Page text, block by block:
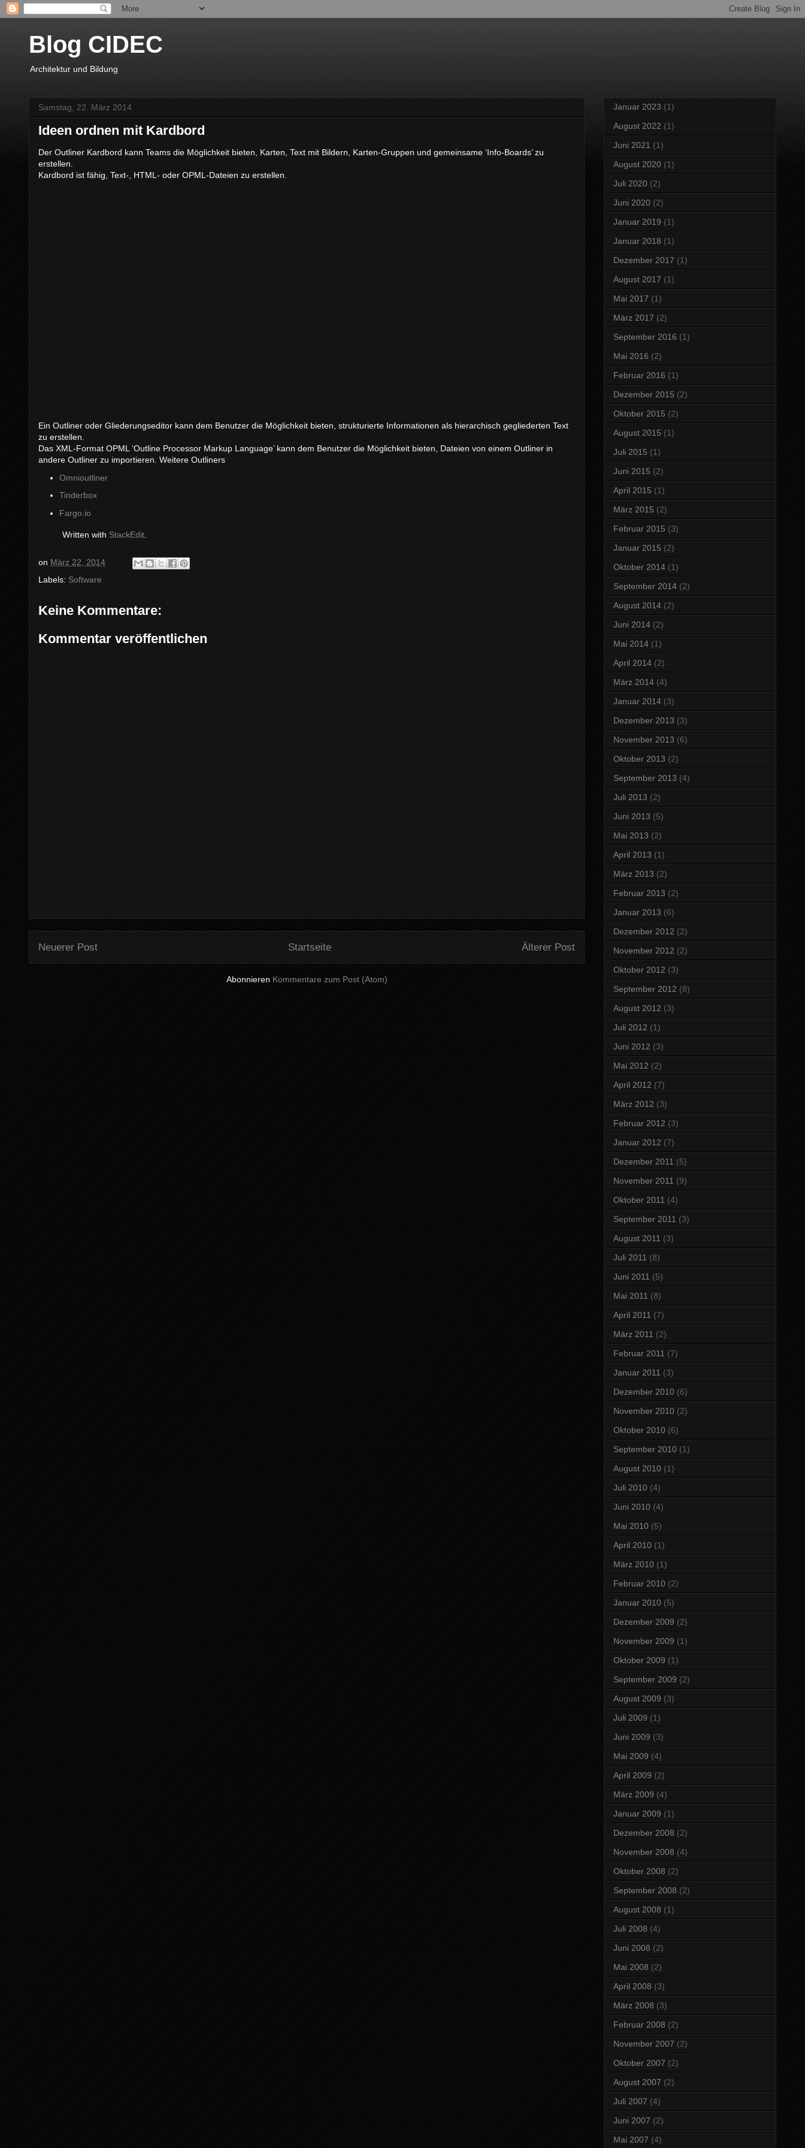
Blog CIDEC
Architektur und Bildung
Samstag, 22. März 2014
Ideen ordnen mit Kardbord
Der Outliner Kardbord kann Teams die Möglichkeit bieten, Karten, Text mit Bildern, Karten-Gruppen und gemeinsame ‘Info-Boards’ zu
erstellen.
Kardbord ist fähig, Text-, HTML- oder OPML-Dateien zu erstellen.
Ein Outliner oder Gliederungseditor kann dem Benutzer die Möglichkeit bieten, strukturierte Informationen als hierarchisch gegliederten Text
zu erstellen.
Das XML-Format OPML ‘Outline Processor Markup Language’ kann dem Benutzer die Möglichkeit bieten, Dateien von einem Outliner in
andere Outliner zu importieren. Weitere Outliners
Omnioutliner
Tinderbox
Fargo.io
Written with StackEdit
on März 22, 2014
Labels: Software
Keine Kommentare:
Kommentar veröffentlichen
Neuerer Post Älterer Post
Startseite
AbonnierenKommentare zum Post (Atom)
Januar 2023 (1)
August 2022 (1)
Juni 2021 (1)
August 2020 (1)
Juli 2020 (2)
Juni 2020 (2)
Januar 2019 (1)
Januar 2018 (1)
Dezember 2017 (1)
August 2017 (1)
Mai 2017 (1)
März 2017 (2)
September 2016 (1)
Mai 2016 (2)
Februar 2016 (1)
Dezember 2015 (2)
Oktober 2015 (2)
August 2015 (1)
Juli 2015 (1)
Juni 2015 (2)
April 2015 (1)
März 2015 (2)
Februar 2015 (3)
Januar 2015 (2)
Oktober 2014 (1)
September 2014 (2)
August 2014 (2)
Juni 2014 (2)
Mai 2014 (1)
April 2014 (2)
März 2014 (4)
Januar 2014 (3)
Dezember 2013 (3)
November 2013 (6)
Oktober 2013 (2)
September 2013 (4)
Juli 2013 (2)
Juni 2013 (5)
Mai 2013 (2)
April 2013 (1)
März 2013 (2)
Februar 2013 (2)
Januar 2013 (6)
Dezember 2012 (2)
November 2012 (2)
Oktober 2012 (3)
September 2012 (8)
August 2012 (3)
Juli 2012 (1)
Juni 2012 (3)
Mai 2012 (2)
April 2012 (7)
März 2012 (3)
Februar 2012 (3)
Januar 2012 (7)
Dezember 2011 (5)
November 2011 (9)
Oktober 2011 (4)
September 2011 (3)
August 2011 (3)
Juli 2011 (8)
Juni 2011 (5)
Mai 2011 (8)
April 2011 (7)
März 2011 (2)
Februar 2011 (7)
Januar 2011 (3)
Dezember 2010 (6)
November 2010 (2)
Oktober 2010 (6)
September 2010 (1)
August 2010 (1)
Juli 2010 (4)
Juni 2010 (4)
Mai 2010 (5)
April 2010 (1)
März 2010 (1)
Februar 2010 (2)
Januar 2010 (5)
Dezember 2009 (2)
November 2009 (1)
Oktober 2009 (1)
September 2009 (2)
August 2009 (3)
Juli 2009 (1)
Juni 2009 (3)
Mai 2009 (4)
April 2009 (2)
März 2009 (4)
Januar 2009 (1)
Dezember 2008 (2)
November 2008 (4)
Oktober 2008 (2)
September 2008 (2)
August 2008 (1)
Juli 2008 (4)
Juni 2008 (2)
Mai 2008 (2)
April 2008 (3)
März 2008 (3)
Februar 2008 (2)
November 2007 (2)
Oktober 2007 (2)
August 2007 (2)
Juli 2007 (4)
Juni 2007 (2)
Mai 2007 (4)